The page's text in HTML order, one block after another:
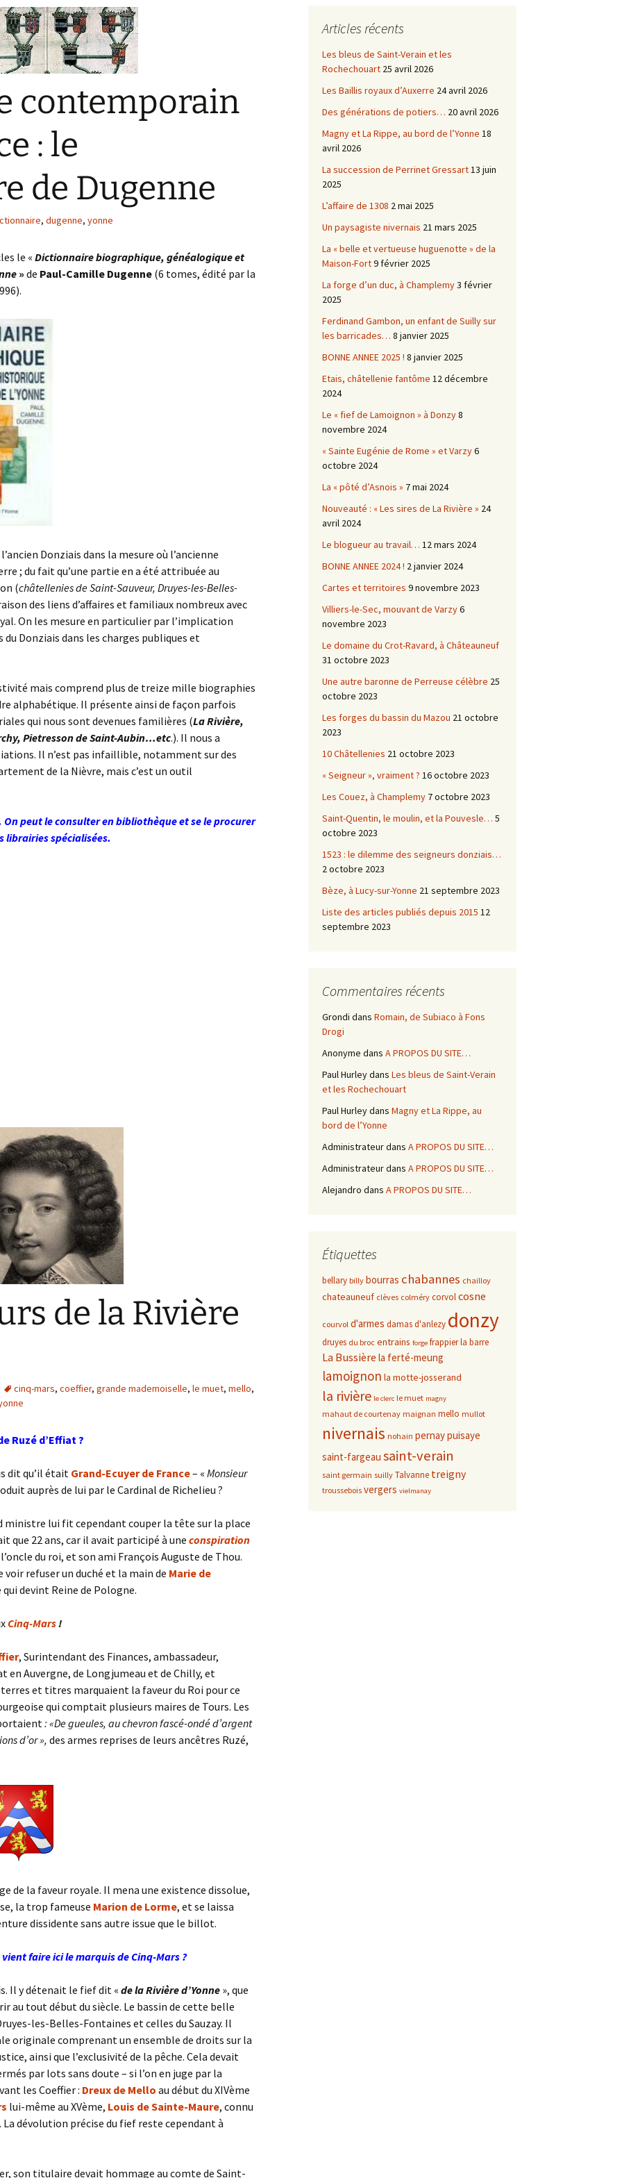
Baronnie de Saint-Verain
Comté d’Auxerre
Comté de Gien
Seigneurie de Courtenay
Châtellenie d’Etais
Châtellenies de Corvol et
Billy
Châtellenie de Chatel-
Donziais
contemporain
: le
de Dugenne
, dugenne, yonne
le « Dictionnaire biographique, généalogique et
» de Paul-Camille Dugenne (6 tomes, édité par la
Donziais dans la mesure où l’ancienne
; du fait qu’une partie en a été attribuée au
(châtellenies de Saint-Sauveur, Druyes-les-Belles-
des liens d’affaires et familiaux nombreux avec
On les mesure en particulier par l’implication
Donziais dans les charges publiques et
mais comprend plus de treize mille biographies
alphabétique. Il présente ainsi de façon parfois
qui nous sont devenues familières (La Rivière,
Pietresson de Saint-Aubin…etc.). Il nous a
Il n’est pas infaillible, notamment sur des
de la Nièvre, mais c’est un outil
peut le consulter en bibliothèque et se le procurer
librairies spécialisées.
de la Rivière
cinq-mars, coeffier, grande mademoiselle, le muet, mello,
Ruzé d’Effiat ?
dit qu’il était Grand-Ecuyer de France– « Monsieur
auprès de lui par le Cardinal de Richelieu ?
ministre lui fit cependant couper la tête sur la place
que 22 ans, car il avait participé à une conspiration
du roi, et son ami François Auguste de Thou.
refuser un duché et la main de Marie de
devint Reine de Pologne.
Cinq-Mars!
, Surintendant des Finances, ambassadeur,
en Auvergne, de Longjumeau et de Chilly, et
terres et titres marquaient la faveur du Roi pour ce
qui comptait plusieurs maires de Tours. Les
: «De gueules, au chevron fascé-ondé d’argent
d’or », des armes reprises de leurs ancêtres Ruzé,
de la faveur royale. Il mena une existence dissolue,
la trop fameuse Marion de Lorme, et se laissa
dissidente sans autre issue que le billot.
faire ici le marquis de Cinq-Mars ?
Il y détenait le fief dit « de la Rivière d’Yonne », que
au tout début du siècle. Le bassin de cette belle
les-Belles-Fontaines et celles du Sauzay. Il
originale comprenant un ensemble de droits sur la
ainsi que l’exclusivité de la pêche. Cela devait
par lots sans doute – si l’on en juge par la
les Coeffier : Dreux de Mello au début du XIVème
lui-même au XVème, Louis de Sainte-Maure, connu
La dévolution précise du fief reste cependant à
son titulaire devait hommage au comte de Saint-
Articles récents
Les bleus de Saint-Verain et les
Rochechouart 25 avril 2026
Les Baillis royaux d’Auxerre 24 avril 2026
Des générations de potiers… 20 avril 2026
Magny et La Rippe, au bord de l’Yonne 18
avril 2026
La succession de Perrinet Gressart13 juin
2025
L’affaire de 1308 2 mai 2025
Un paysagiste nivernais 21 mars 2025
La « belle et vertueuse huguenotte » de la
Maison-Fort9 février 2025
La forge d’un duc, à Champlemy3 février
2025
Ferdinand Gambon, un enfant de Suilly sur
les barricades… 8 janvier 2025
BONNE ANNEE 2025 ! 8 janvier 2025
Etais, châtellenie fantôme 12 décembre
2024
Le « fief de Lamoignon » à Donzy8
novembre 2024
« Sainte Eugénie de Rome » et Varzy6
octobre 2024
La « pôté d’Asnois » 7 mai 2024
Nouveauté : « Les sires de La Rivière » 24
avril 2024
Le blogueur au travail… 12 mars 2024
BONNE ANNEE 2024 ! 2 janvier 2024
Cartes et territoires 9 novembre 2023
Villiers-le-Sec, mouvant de Varzy6
novembre 2023
Le domaine du Crot-Ravard, à Châteauneuf
31 octobre 2023
Une autre baronne de Perreuse célèbre 25
octobre 2023
Les forges du bassin du Mazou 21 octobre
2023
10 Châtellenies 21 octobre 2023
« Seigneur », vraiment ? 16 octobre 2023
Les Couez, à Champlemy 7 octobre 2023
Saint-Quentin, le moulin, et la Pouvesle… 5
octobre 2023
1523 : le dilemme des seigneurs donziais…
2 octobre 2023
Bèze, à Lucy-sur-Yonne 21 septembre 2023
Liste des articles publiés depuis 2015 12
septembre 2023
Commentaires récents
Grondi dans Romain, de Subiaco à Fons
Drogi
Anonyme dans A PROPOS DU SITE…
Paul Hurleydans Les bleus de Saint-Verain
et les Rochechouart
Paul Hurleydans Magny et La Rippe, au
bord de l’Yonne
Administrateurdans A PROPOS DU SITE…
Administrateurdans A PROPOS DU SITE…
Alejandro dans A PROPOS DU SITE…
Étiquettes
bellary billy bourras chabannes chailloy
chateauneuf clèves colméry corvolcosne
courvol d'armes damas d'anlezy donzy
druyes du broc entrains forge frappierla barre
La Bussière la ferté-meung
lamoignon la motte-josserand
la rivière le clerc le muet magny
mahaut de courtenay maignan mello mullot
nivernais nohain pernaypuisaye
saint-fargeau saint-verain
saint germain suilly Talvanne treigny
troussebois vergers vielmanay